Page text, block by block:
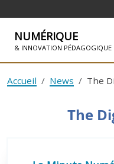
NUMÉRIQUE
& INNOVATION PÉDAGOGIQUE
Accueil News The
The